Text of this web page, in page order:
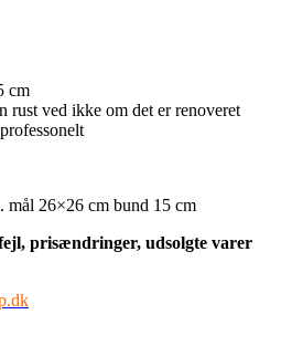
cm
rust ved ikke om det er renoveret
26×26 cm bund 15 cm
prisændringer, udsolgte varer